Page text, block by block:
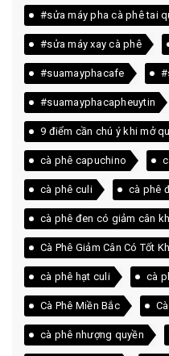
#sửa máy pha cà phê tai
#sửa máy xay cà phê
#suamayphacafe
#suamayphacapheuytin
9 điểm cần chú ý khi mở
cà phê capuchino
cà phê culi cà phê
cà phê đen có giảm cân
Cà Phê Giảm Cân Có Tốt
cà phê hạt culi cà
Cà Phê Miền Bắc
cà phê nhượng quyền